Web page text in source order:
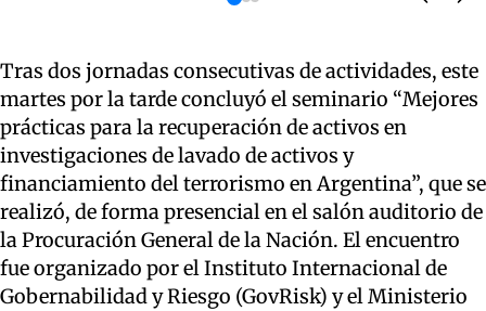
Tras dos jornadas consecutivas de actividades, este
martes por la tarde concluyó el seminario “Mejores
prácticas para la recuperación de activos en
investigaciones de lavado de activos y
financiamiento del terrorismo en Argentina”, que se
realizó, de forma presencial en el salón auditorio de
la Procuración General de la Nación. El encuentro
fue organizado por el Instituto Internacional de
Gobernabilidad y Riesgo (GovRisk) y el Ministerio